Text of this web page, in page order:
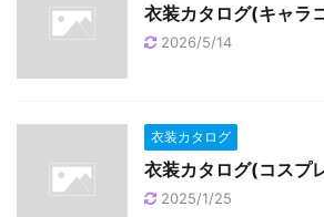
衣装カタログ(キャラ
2026/5/14
衣装カタログ
衣装カタログ(コスプ
2025/1/25